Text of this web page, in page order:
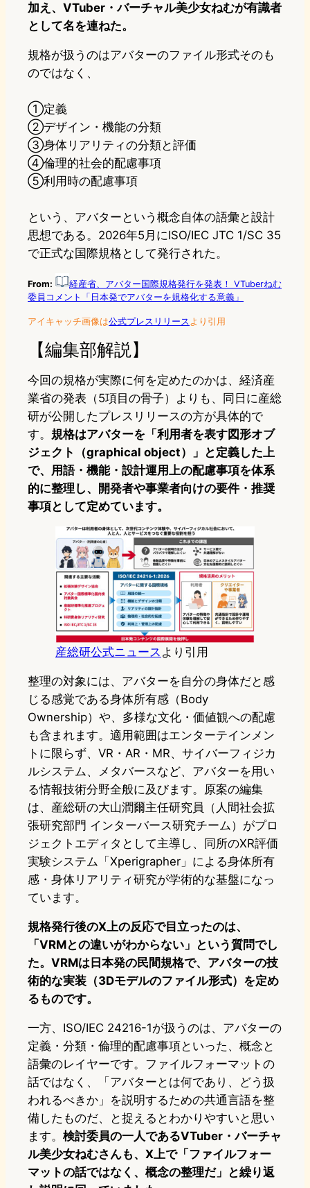
加え、VTuber・バーチャル美少女ねむが有識者
として名を連ねた。
規格が扱うのはアバターのファイル形式そのも
のではなく、
①定義
②デザイン・機能の分類
③身体リアリティの分類と評価
④倫理的社会的配慮事項
⑤利用時の配慮事項
という、アバターという概念自体の語彙と設計
思想である。2026年5月にISO/IEC JTC 1/SC 35
で正式な国際規格として発行された。
From:
経産省、アバター国際規格発行を発表！ VTuberねむ
委員コメント「日本発でアバターを規格化する意義」
アイキャッチ画像は公式プレスリリースより引用
【編集部解説】
今回の規格が実際に何を定めたのかは、経済産
業省の発表（5項目の骨子）よりも、同日に産総
研が公開したプレスリリースの方が具体的で
す。 規格はアバターを「利用者を表す図形オブ
ジェクト（graphical object）」と定義した上
で、用語・機能・設計運用上の配慮事項を体系
的に整理し、開発者や事業者向けの要件・推奨
事項として定めています。
産総研公式ニュース より引用
整理の対象には、アバターを自分の身体だと感
じる感覚である身体所有感（Body
Ownership）や、多様な文化・価値観への配慮
も含まれます。適用範囲はエンターテインメン
トに限らず、VR・AR・MR、サイバーフィジカ
ルシステム、メタバースなど、アバターを用い
る情報技術分野全般に及びます。原案の編集
は、産総研の大山潤爾主任研究員（人間社会拡
張研究部門 インターバース研究チーム）がプロ
ジェクトエディタとして主導し、同所のXR評価
実験システム「Xperigrapher」による身体所有
感・身体リアリティ研究が学術的な基盤になっ
ています。
規格発行後のX上の反応で目立ったのは、
「VRMとの違いがわからない」という質問でし
た。VRMは日本発の民間規格で、アバターの技
術的な実装（3Dモデルのファイル形式）を定め
るものです。
一方、ISO/IEC 24216-1が扱うのは、アバターの
定義・分類・倫理的配慮事項といった、概念と
語彙のレイヤーです。ファイルフォーマットの
話ではなく、「アバターとは何であり、どう扱
われるべきか」を説明するための共通言語を整
備したものだ、と捉えるとわかりやすいと思い
ます。 検討委員の一人であるVTuber・バーチャ
ル美少女ねむさんも、X上で「ファイルフォー
マットの話ではなく、概念の整理だ」と繰り返